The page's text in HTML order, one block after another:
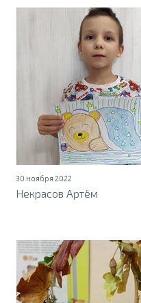
30 ноября 2022
Некрасов Артём